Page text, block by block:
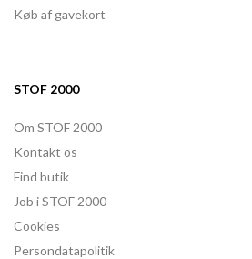
Køb af gavekort
STOF 2000
Om STOF 2000
Kontakt os
Find butik
Job i STOF 2000
Cookies
Persondatapolitik